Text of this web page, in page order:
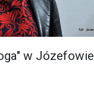
w Józefowie